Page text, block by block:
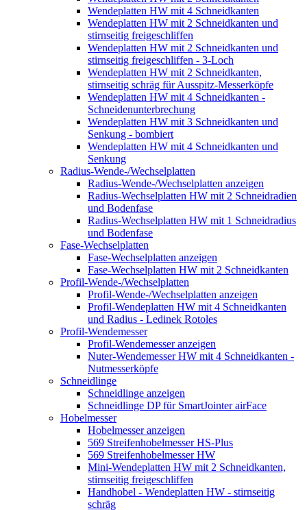
Wendeplatten HW mit 4 Schneidkanten
Wendeplatten HW mit 2 Schneidkanten und
stirnseitig freigeschliffen
Wendeplatten HW mit 2 Schneidkanten und
stirnseitig freigeschliffen - 3-Loch
Wendeplatten HW mit 2 Schneidkanten,
stirnseitig schräg für Ausspitz-Messerköpfe
Wendeplatten HW mit 4 Schneidkanten -
Schneidenunterbrechung
Wendeplatten HW mit 3 Schneidkanten und
Senkung - bombiert
Wendeplatten HW mit 4 Schneidkanten und
Senkung
Radius-Wende-/Wechselplatten
Radius-Wende-/Wechselplatten anzeigen
Radius-Wechselplatten HW mit 2 Schneidradien
und Bodenfase
Radius-Wechselplatten HW mit 1 Schneidradius
und Bodenfase
Fase-Wechselplatten
Fase-Wechselplatten anzeigen
Fase-Wechselplatten HW mit 2 Schneidkanten
Profil-Wende-/Wechselplatten
Profil-Wende-/Wechselplatten anzeigen
Profil-Wendeplatten HW mit 4 Schneidkanten
und Radius - Ledinek Rotoles
Profil-Wendemesser
Profil-Wendemesser anzeigen
Nuter-Wendemesser HW mit 4 Schneidkanten -
Nutmesserköpfe
Schneidlinge
Schneidlinge anzeigen
Schneidlinge DP für SmartJointer airFace
Hobelmesser
Hobelmesser anzeigen
569 Streifenhobelmesser HS-Plus
569 Streifenhobelmesser HW
Mini-Wendeplatten HW mit 2 Schneidkanten,
stirnseitig freigeschliffen
Handhobel - Wendeplatten HW - stirnseitig
schräg